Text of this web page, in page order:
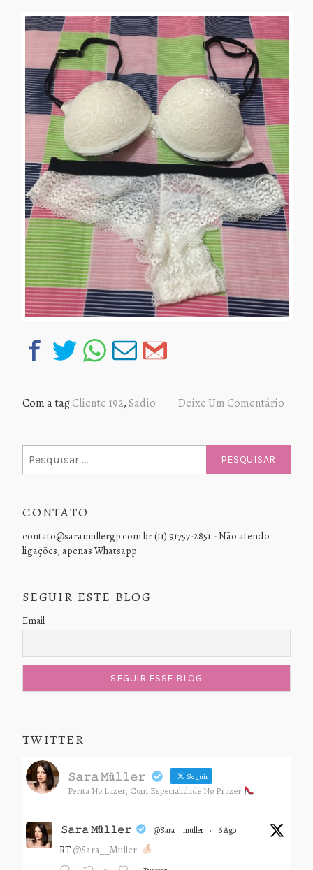
Com a tagCliente 192,Sadio Deixe Um Comentário
por:
CONTATO
contato@saramullergp.com.br (11) 91757-2851 - Não atendo
ligações, apenas Whatsapp
SEGUIR ESTE BLOG
Email
TWITTER
𝚂𝚊𝚛𝚊 𝙼ü𝚕𝚕𝚎𝚛 Seguir
Perita No Lazer, Com Especialidade No Prazer
𝚂𝚊𝚛𝚊 𝙼ü𝚕𝚕𝚎𝚛 @sara__muller · 6 Ago
RT @Sara__Muller: